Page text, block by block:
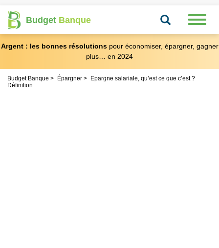
Budget Banque Recherche
Argent : les bonnes résolutionspour économiser, épargner, gagner
plus… en 2024
Budget Banque Épargner
Epargne salariale, qu’est ce que c’est ?
Définition